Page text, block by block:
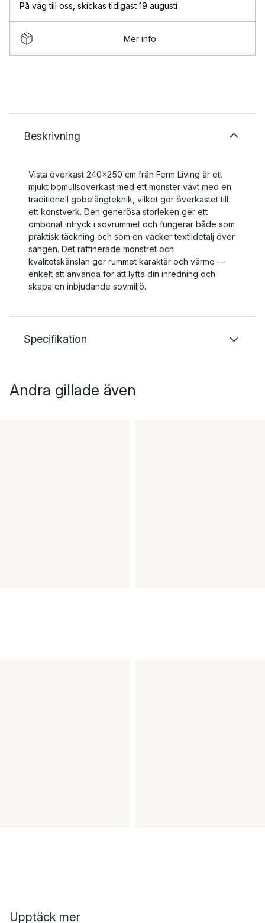
På väg till oss skickas tidigast 19 augusti
Mer info
Beskrivning
Vista överkast 240x250 cm från Ferm Living är ett
mjukt bomullsöverkast med ett mönster vävt med en
traditionell gobelängteknik, vilket gör överkastet till
ett konstverk. Den generösa storleken ger ett
ombonat intryck i sovrummet och fungerar både som
praktisk täckning och som en vacker textildetalj över
sängen. Det raffinerade mönstret och
kvalitetskänslan ger rummet karaktär och värme —
enkelt att använda för att lyfta din inredning och
skapa en inbjudande sovmiljö.
Specifikation
Andra gillade även
Upptäck mer